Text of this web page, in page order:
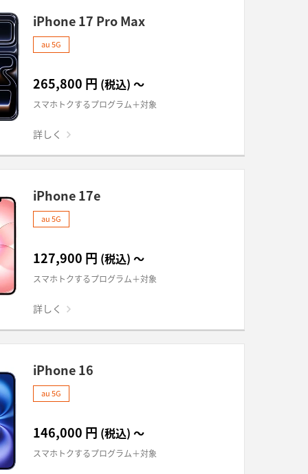
iPhone 17 Pro Max
au 5G
265,800 円 (税込) ～
スマホトクするプログラム＋対象
詳しく
iPhone 17e
au 5G
127,900 円 (税込) ～
スマホトクするプログラム＋対象
詳しく
iPhone 16
au 5G
146,000 円 (税込) ～
スマホトクするプログラム＋対象